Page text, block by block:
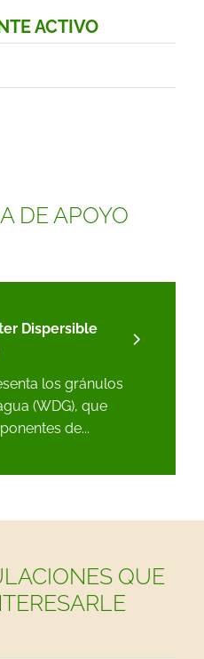
ACTIVO
DE APOYO
Dispersible
los gránulos
(WDG), que
de...
QUE